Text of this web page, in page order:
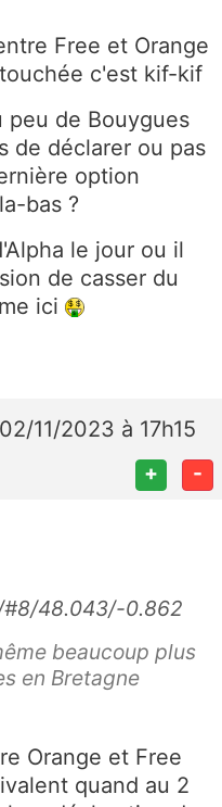
Free et Orange
c'est kif-kif
peu de Bouygues
de déclarer ou pas
option
bas ?
le jour ou il
de casser du
ici
11/2023 à 17h15
+ -
#8/48.043/-0.862
beaucoup plus
en Bretagne
Orange et Free
quand au 2